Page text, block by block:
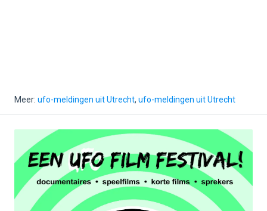
Meer: ufo-meldingen uit Utrecht, ufo-meldingen uit Utrecht